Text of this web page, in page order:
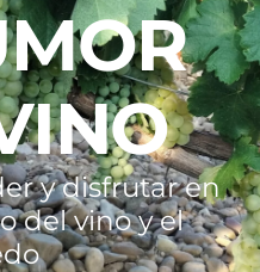
y disfrutar en
del vino y el